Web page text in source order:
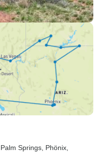
, Palm Springs , Phönix